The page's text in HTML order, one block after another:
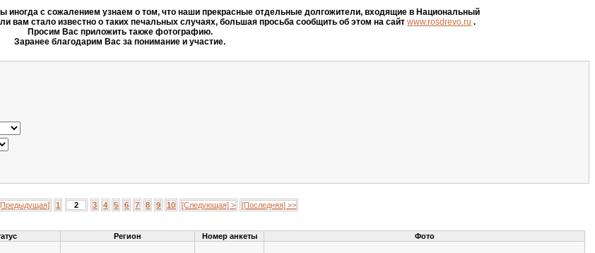
иногда с сожалением узнаем о том, что наши прекрасные отдельные долгожители, входящие в Национальный
вам стало известно о таких печальных случаях, большая просьба сообщить об этом на сайтwww.rosdrevo.ru .
Просим Вас приложить также фотографию.
Заранее благодарим Вас за понимание и участие.
1 2 3 4 5 6 7 8 9 10 [Следующая] > [Последняя] >>
Регион Номер анкеты Фото